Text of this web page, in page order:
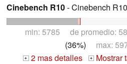
Cinebench R10- Cinebench
min: 5785 de promedio:
(36%) max:
+ 2 mas detalles +
Mostrar